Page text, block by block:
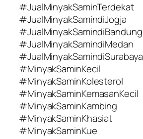
#JualMinyakSaminTerdekat
#JualMinyakSamindiJogja
#JualMinyakSamindiBandung
#JualMinyakSamindiMedan
#JualMinyakSamindiSurabaya
#MinyakSaminKecil
#MinyakSaminKolesterol
#MinyakSaminKemasanKecil
#MinyakSaminKambing
#MinyakSaminKhasiat
#MinyakSaminKue